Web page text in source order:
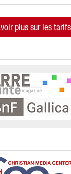
plus sur les tarifs